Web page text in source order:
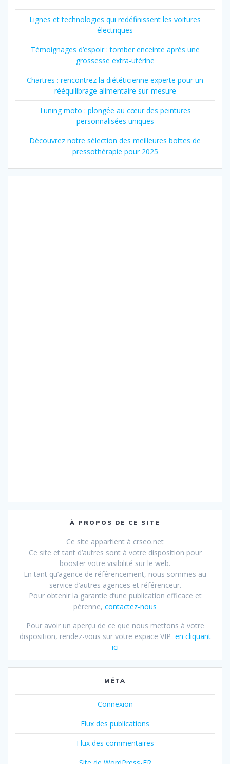
Lignes et technologies qui redéfinissent les voitures
électriques
Témoignages d’espoir : tomber enceinte après une
grossesse extra-utérine
Chartres : rencontrez la diététicienne experte pour un
rééquilibrage alimentaire sur-mesure
Tuning moto : plongée au cœur des peintures
personnalisées uniques
Découvrez notre sélection des meilleures bottes de
pressothérapie pour 2025
À PROPOS DE CE SITE
Ce site appartient à crseo.net
Ce site et tant d’autres sont à votre disposition pour
booster votre visibilité sur le web.
En tant qu’agence de référencement, nous sommes au
service d’autres agences et référenceur.
Pour obtenir la garantie d’une publication efficace et
pérenne, contactez-nous
Pour avoir un aperçu de ce que nous mettons à votre
disposition, rendez-vous sur votre espace VIP en cliquant
ici
MÉTA
Connexion
Flux des publications
Flux des commentaires